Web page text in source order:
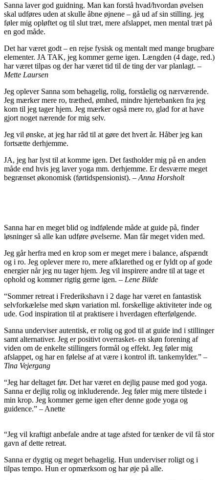
Sanna laver god guidning. Man kan forstå hvad/hvordan øvelsen
skal udføres uden at skulle åbne øjnene – gå ud af sin stilling. jeg
føler mig opløftet og til slut træt, mere afslappet, men mental træt på
en god måde.
Det har været godt – en rejse fysisk og mentalt med mange brugbare
elementer. JA TAK, jeg kommer gerne igen. Længden (4 dage, red.)
har været tilpas og der har været tid til de ting der var planlagt. –
Mette Laursen
Jeg oplever Sanna som behagelig, rolig, forståelig og nærværende.
Jeg mærker mere ro, træthed, ømhed, mindre hjertebanken fra jeg
kom til jeg tager hjem. Jeg mærker også mere ro, glad for at have
gjort noget nærende for mig selv.
Jeg vil ønske, at jeg har råd til at gøre det hvert år. Håber jeg kan
fortsætte derhjemme.
JA, jeg har lyst til at komme igen. Det fastholder mig på en anden
måde end hvis jeg laver yoga mm. derhjemme. Er desværre meget
begrænset økonomisk (førtidspensionist). – Anna Horsholt
Sanna har en meget blid og indfølende måde at guide på, finder
løsninger så alle kan udføre øvelserne. Man får meget viden med.
Jeg går herfra med en krop som er meget mere i balance, afspændt
og i ro. Jeg oplever mere ro, mere afklarethed og er fyldt op af gode
energier når jeg nu tager hjem. Jeg vil inspirere andre til at tage et
ophold og kommer rigtig gerne igen. – Lene Bilde
“Sommer retreat i Frederikshavn i 2 dage har været en fantastisk
selvforkælelse med skøn variation ml. forskellige aktiviteter inde og
ude. God inspiration til at praktisere i hverdagen efterfølgende.
Sanna underviser autentisk, er rolig og god til at guide ind i stillinger
samt alternativer. Jeg er positivt overrasket- en skøn forening af
viden om de enkelte stillingers formål og effekt. Jeg føler mig
afslappet, og har en følelse af at være i kontrol ift. tankemylder.” –
Tina Vejergang
“Jeg har deltaget før. Det har været en dejlig pause med god yoga.
Sanna er dejlig rolig og inkluderende. Jeg føler mig mere tilstede i
min krop. Jeg kommer gerne igen efter denne gode yoga og
guidence.” – Anette
“Jeg vil kraftigt anbefale andre at tage afsted for tænker de vil få stor
gavn af dette retreat.
Sanna er dygtig og meget behagelig. Hun underviser roligt og i
tilpas tempo. Hun er opmærksom og har øje på alle.